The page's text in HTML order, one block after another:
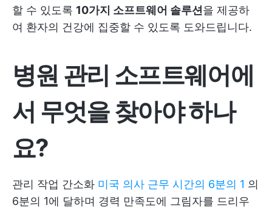
할 수 있도록 10가지 소프트웨어 솔루션 을 제공하
여 환자의 건강에 집중할 수 있도록 도와드립니다.
병원 관리 소프트웨어에
서 무엇을 찾아야 하나
요?
관리 작업 간소화 미국 의사 근무 시간의 6분의 1 의
6분의 1에 달하며 경력 만족도에 그림자를 드리우